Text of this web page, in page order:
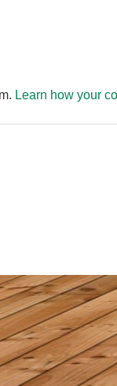
Learn how your